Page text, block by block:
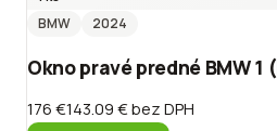
BMW
2024
Okno pravé predné BMW 1
176 €143.09 €bez DPH